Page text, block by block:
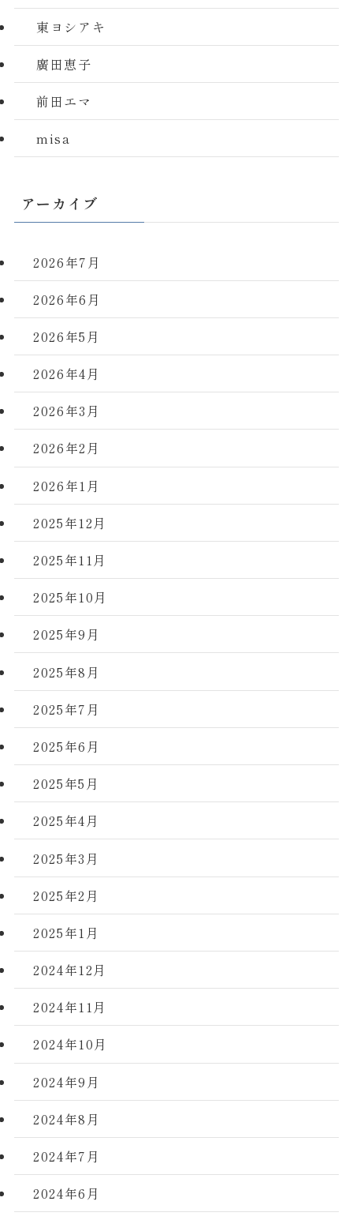
東ヨシアキ
廣田恵子
前田エマ
misa
アーカイブ
2026年7月
2026年6月
2026年5月
2026年4月
2026年3月
2026年2月
2026年1月
2025年12月
2025年11月
2025年10月
2025年9月
2025年8月
2025年7月
2025年6月
2025年5月
2025年4月
2025年3月
2025年2月
2025年1月
2024年12月
2024年11月
2024年10月
2024年9月
2024年8月
2024年7月
2024年6月